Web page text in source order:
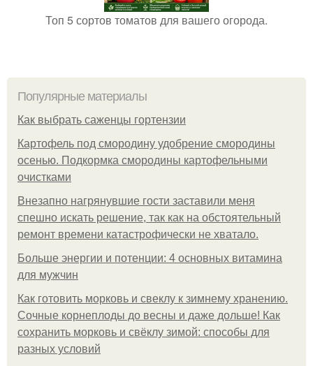
Топ 5 сортов томатов для вашего огорода.
Популярные материалы
Как выбрать саженцы гортензии
Картофель под смородину удобрение смородины
осенью. Подкормка смородины картофельными
очистками
Внезапно нагрянувшие гости заставили меня
спешно искать решение, так как на обстоятельный
ремонт времени катастрофически не хватало.
Больше энергии и потенции: 4 основных витамина
для мужчин
Как готовить морковь и свеклу к зимнему хранению.
Сочные корнеплоды до весны и даже дольше! Как
сохранить морковь и свёклу зимой: способы для
разных условий